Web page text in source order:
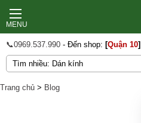
MENU
📞0969.537.990 - Đến shop: [Quận 10]
Trang chủ > Blog